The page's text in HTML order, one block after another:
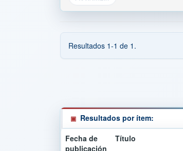
Resultados 1-1 de 1.
Resultados por ítem:
Fecha de
publicación
Título